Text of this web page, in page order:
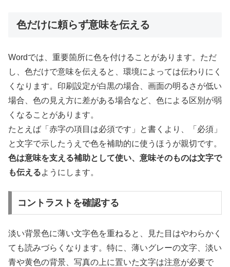
色だけに頼らず意味を伝える
Wordでは、重要箇所に色を付けることがあります。ただ
し、色だけで意味を伝えると、環境によっては伝わりにく
くなります。印刷設定が白黒の場合、画面の明るさが低い
場合、色の見え方に差がある場合など、色による区別が弱
くなることがあります。
たとえば「赤字の項目は必須です」と書くより、「必須」
と文字で示したうえで色を補助的に使うほうが親切です。
色は意味を支える補助として使い、意味そのものは文字で
も伝えるようにします。
コントラストを確認する
淡い背景色に薄い文字色を重ねると、見た目はやわらかく
ても読みづらくなります。特に、薄いグレーの文字、淡い
青や黄色の背景、写真の上に置いた文字は注意が必要で